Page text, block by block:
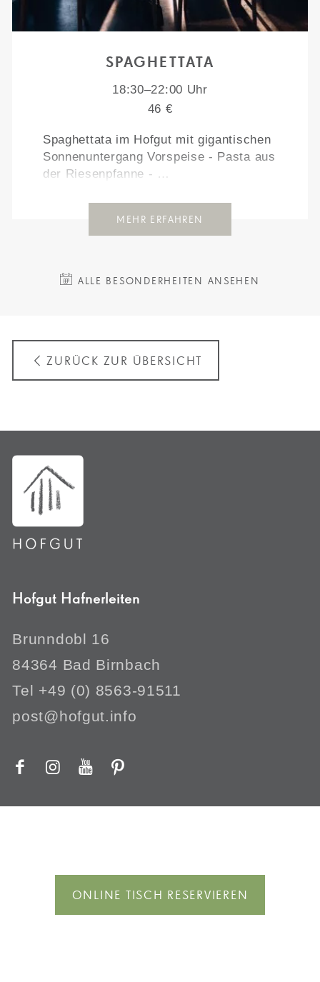
SPAGHETTATA
18:30–22:00 Uhr
46 €
Spaghettata im Hofgut mit gigantischen
Sonnenuntergang Vorspeise - Pasta aus
der Riesenpfanne - …
MEHR ERFAHREN
ALLE BESONDERHEITEN ANSEHEN
ZURÜCK ZUR ÜBERSICHT
Hofgut Hafnerleiten
Brunndobl 16
84364 Bad Birnbach
Tel +49 (0) 8563-91511
post@hofgut.info
ONLINE TISCH RESERVIEREN